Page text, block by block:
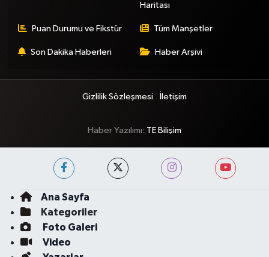
Haritası
Puan Durumu ve Fikstür Tüm Manşetler
Son Dakika Haberleri Haber Arşivi
Gizlilik Sözleşmesi İletişim
Haber Yazılımı: TE Bilişim
Ana Sayfa
Kategoriler
Foto Galeri
Video